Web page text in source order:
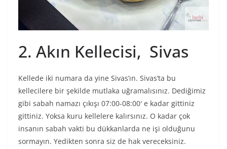
2. Akın Kellecisi, Sivas
Kellede iki numara da yine Sivas’ın. Sivas’ta bu
kellecilere bir şekilde mutlaka uğramalısınız. Dediğimiz
gibi sabah namazı çıkışı 07:00-08:00′ e kadar gittiniz
gittiniz. Yoksa kuru kellelere kalırsınız. O kadar çok
insanın sabah vakti bu dükkanlarda ne işi olduğunu
sormayın. Yedikten sonra siz de hak vereceksiniz.